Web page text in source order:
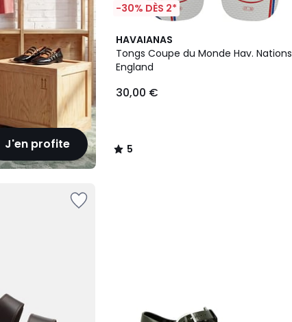
J'en profite
-30% DÈS 2*
HAVAIANAS
Tongs Coupe du Monde Hav. Nations
England
30,00 €
5
/
5
5
/